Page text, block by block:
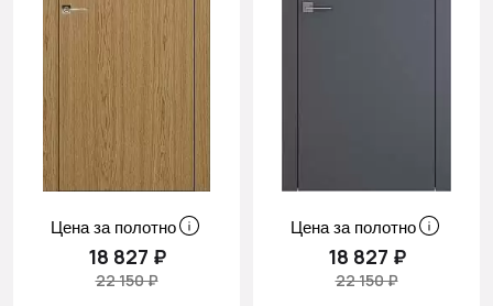
Цена за полотно
18 827 ₽
22 150 ₽
Цена за полотно
18 827 ₽
22 150 ₽